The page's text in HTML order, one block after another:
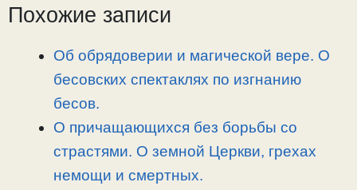
n
a
o
и
ь
Похожие записи
Об обрядоверии и магической вере. О
бесовских спектаклях по изгнанию
бесов.
О причащающихся без борьбы со
страстями. О земной Церкви, грехах
немощи и смертных.